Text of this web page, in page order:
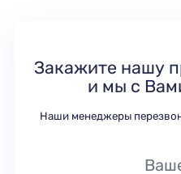
Закажите нашу
и мы с
Наши менеджеры